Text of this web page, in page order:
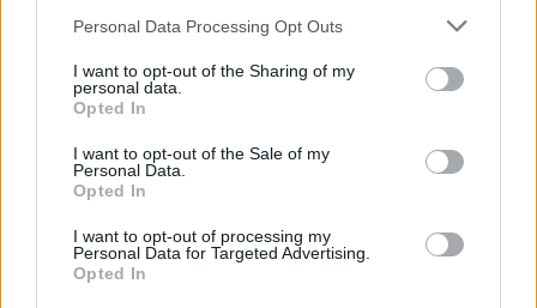
Personal Data Processing Opt Outs
I want to opt-out of the Sharing of my
personal data.
Opted In
I want to opt-out of the Sale of my
Personal Data.
Opted In
I want to opt-out of processing my
Personal Data for Targeted Advertising.
Opted In